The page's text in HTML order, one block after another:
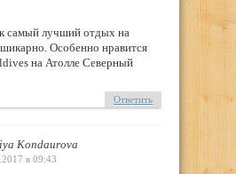
самый лучший отдых на
Особенно нравится
на Атолле Северный
Ответить
Kondaurova
в 09:43